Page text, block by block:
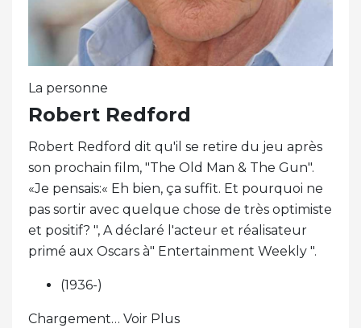
La personne
Robert Redford
Robert Redford dit qu'il se retire du jeu après
son prochain film, "The Old Man & The Gun".
«Je pensais:« Eh bien, ça suffit. Et pourquoi ne
pas sortir avec quelque chose de très optimiste
et positif? ", A déclaré l'acteur et réalisateur
primé aux Oscars à" Entertainment Weekly ".
(1936-)
Chargement… Voir Plus